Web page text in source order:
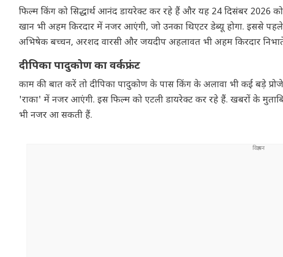
फिल्म किंग को सिद्धार्थ आनंद डायरेक्ट कर रहे हैं और यह 24 दिसंबर 2026
खान भी अहम किरदार में नजर आएंगी, जो उनका थिएटर डेब्यू होगा. इससे
अभिषेक बच्चन, अरशद वारसी और जयदीप अहलावत भी अहम किरदार
दीपिका पादुकोण का वर्कफ्रंट
काम की बात करें तो दीपिका पादुकोण के पास किंग के अलावा भी कई बड़े
'राका' में नजर आएंगी. इस फिल्म को एटली डायरेक्ट कर रहे हैं. खबरों के
भी नजर आ सकती हैं.